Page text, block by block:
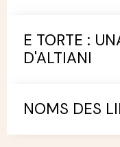
E TORTE :
D'ALTIANI
NOMS DES